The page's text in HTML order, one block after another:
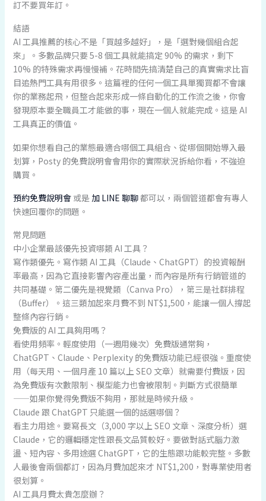
訂不要買年訂。
結語
AI 工具推薦的核心不是「買越多越好」，是「選對幾個組合起
來」。多數品牌只要 5-8 個工具就能搞定 90% 的需求，剩下
10% 的特殊需求再慢慢補。花時間先搞清楚自己的真實需求比盲
目追熱門工具有用很多。這篇裡的任何一個工具單獨買都不會讓
你的業務起飛，但整合起來形成一條自動化的工作流之後，你會
發現原本要全職員工才能做的事，現在一個人就能完成。這是 AI
工具真正的價值。
如果你想看自己的業態最適合哪個工具組合、從哪個開始導入最
划算，Posty 的免費說明會會用你的實際狀況拆給你看，不強迫
購買。
預約免費說明會或是 加 LINE 聊聊都可以，兩個管道都會有專人
快速回覆你的問題。
常見問題
中小企業最該優先投資哪類 AI 工具？
寫作類優先。寫作類 AI 工具（Claude、ChatGPT）的投資報酬
率最高，因為它直接影響內容產出量，而內容是所有行銷管道的
共同基礎。第二優先是視覺類（Canva Pro），第三是社群排程
（Buffer）。這三類加起來月費不到 NT$1,500，能讓一個人撐起
整條內容行銷。
免費版的 AI 工具夠用嗎？
看使用頻率。輕度使用（一週用幾次）免費版通常夠，
ChatGPT、Claude、Perplexity 的免費版功能已經很強。重度使
用（每天用、一個月產 10 篇以上 SEO 文章）就需要付費版，因
為免費版有次數限制、模型能力也會被限制。判斷方式很簡單
——如果你覺得免費版不夠用，那就是時候升級。
Claude 跟 ChatGPT 只能選一個的話選哪個？
看主力用途。要寫長文（3,000 字以上 SEO 文章、深度分析）選
Claude，它的邏輯穩定性跟長文品質較好。要做對話式腦力激
盪、短內容、多用途選 ChatGPT，它的生態跟功能較完整。多數
人最後會兩個都訂，因為月費加起來才 NT$1,200，對專業使用者
很划算。
AI 工具月費太貴怎麼辦？